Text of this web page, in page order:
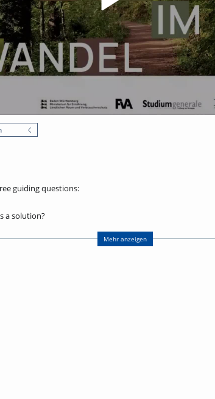
guiding questions:
a solution?
the audience to gain a deeper understanding of the
Mehr anzeigen